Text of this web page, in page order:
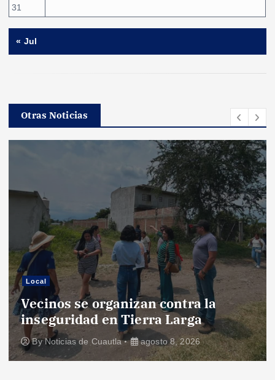
31
« Jul
Otras Noticias
Local
Vecinos se organizan contra la
inseguridad en Tierra Larga
ByNoticias de Cuautla agosto 8, 2026